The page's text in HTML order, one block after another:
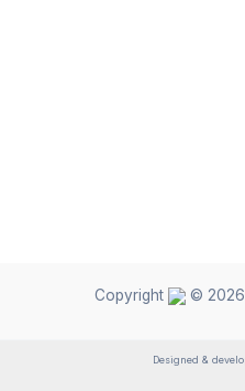
Copyright © 2026
Designed &